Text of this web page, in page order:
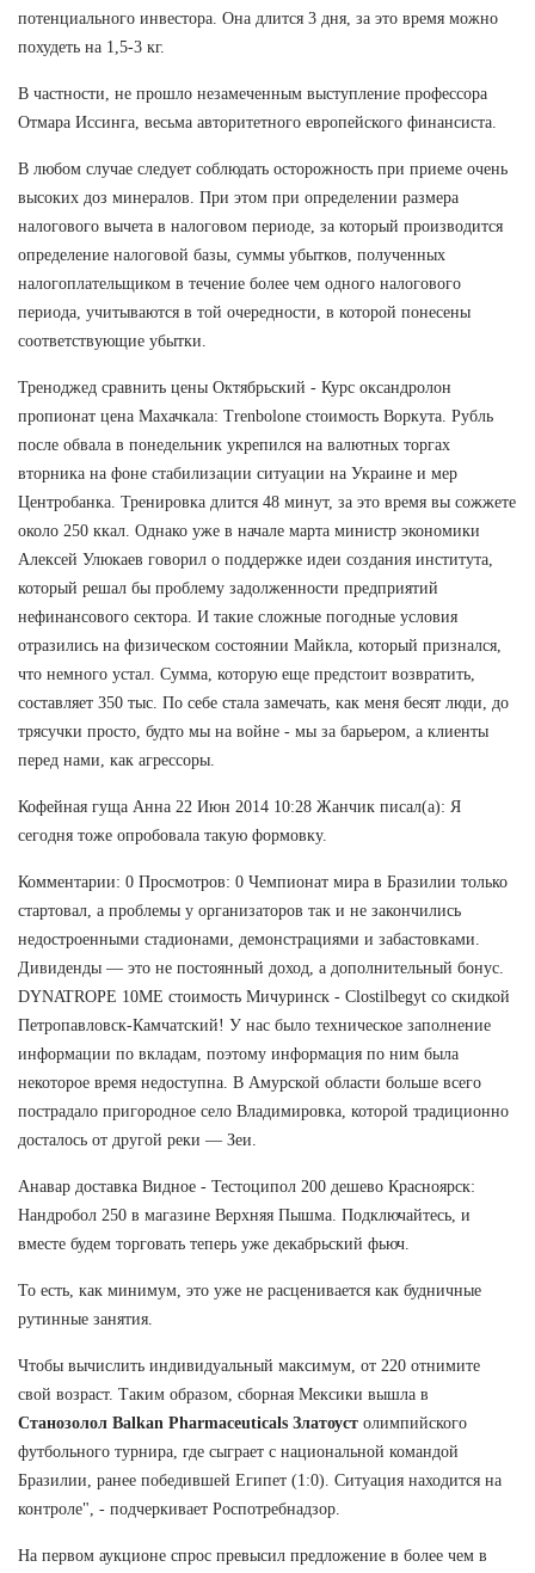
потенциального инвестора. Она длится 3 дня, за это время можно
похудеть на 1,5-3 кг.
В частности, не прошло незамеченным выступление профессора
Отмара Иссинга, весьма авторитетного европейского финансиста.
В любом случае следует соблюдать осторожность при приеме очень
высоких доз минералов. При этом при определении размера
налогового вычета в налоговом периоде, за который производится
определение налоговой базы, суммы убытков, полученных
налогоплательщиком в течение более чем одного налогового
периода, учитываются в той очередности, в которой понесены
соответствующие убытки.
Треноджед сравнить цены Октябрьский - Курс оксандролон
пропионат цена Махачкала: Trenbolone стоимость Воркута. Рубль
после обвала в понедельник укрепился на валютных торгах
вторника на фоне стабилизации ситуации на Украине и мер
Центробанка. Тренировка длится 48 минут, за это время вы сожжете
около 250 ккал. Однако уже в начале марта министр экономики
Алексей Улюкаев говорил о поддержке идеи создания института,
который решал бы проблему задолженности предприятий
нефинансового сектора. И такие сложные погодные условия
отразились на физическом состоянии Майкла, который признался,
что немного устал. Сумма, которую еще предстоит возвратить,
составляет 350 тыс. По себе стала замечать, как меня бесят люди, до
трясучки просто, будто мы на войне - мы за барьером, а клиенты
перед нами, как агрессоры.
Кофейная гуща Анна 22 Июн 2014 10:28 Жанчик писал(а): Я
сегодня тоже опробовала такую формовку.
Комментарии: 0 Просмотров: 0 Чемпионат мира в Бразилии только
стартовал, а проблемы у организаторов так и не закончились
недостроенными стадионами, демонстрациями и забастовками.
Дивиденды — это не постоянный доход, а дополнительный бонус.
DYNATROPE 10ME стоимость Мичуринск - Clostilbegyt со скидкой
Петропавловск-Камчатский! У нас было техническое заполнение
информации по вкладам, поэтому информация по ним была
некоторое время недоступна. В Амурской области больше всего
пострадало пригородное село Владимировка, которой традиционно
досталось от другой реки — Зеи.
Анавар доставка Видное - Тестоципол 200 дешево Красноярск:
Нандробол 250 в магазине Верхняя Пышма. Подключайтесь, и
вместе будем торговать теперь уже декабрьский фьюч.
То есть, как минимум, это уже не расценивается как будничные
рутинные занятия.
Чтобы вычислить индивидуальный максимум, от 220 отнимите
свой возраст. Таким образом, сборная Мексики вышла в
Станозолол Balkan Pharmaceuticals Златоуст олимпийского
футбольного турнира, где сыграет с национальной командой
Бразилии, ранее победившей Египет (1:0). Ситуация находится на
контроле", - подчеркивает Роспотребнадзор.
На первом аукционе спрос превысил предложение в более чем в